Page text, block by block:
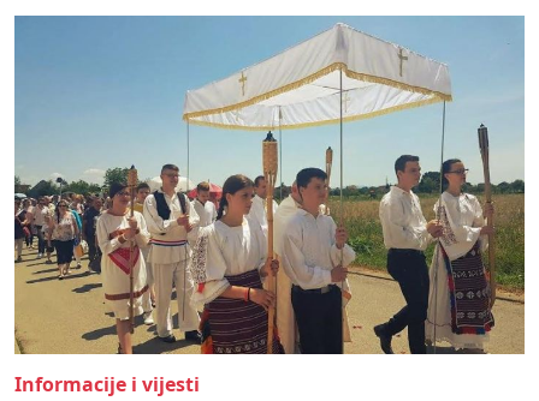
Informacije i vijesti